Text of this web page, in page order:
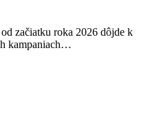
začiatku roka 2026 dôjde k
kampaniach…